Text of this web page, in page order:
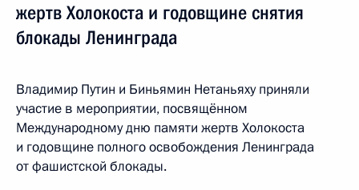
жертв Холокоста и годовщине снятия
блокады Ленинграда
Владимир Путин и Биньямин Нетаньяху приняли
участие в мероприятии, посвящённом
Международному дню памяти жертв Холокоста
и годовщине полного освобождения Ленинграда
от фашистской блокады.